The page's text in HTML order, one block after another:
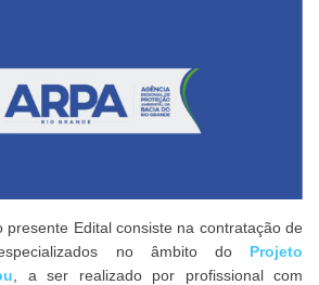
presente Edital consiste na contratação de
no âmbito doProjeto
, a ser realizado por profissional com